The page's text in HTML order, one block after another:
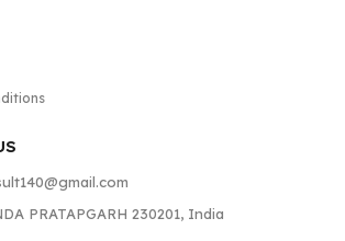
PRATAPGARH 230201, India